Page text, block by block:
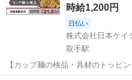
時給1,200円
日払い
株式会社日本ケイ
取手駅
【カップ麺の検品・具材のトッピ
夕方～の軽作業！ 寮費無料で安心して一人